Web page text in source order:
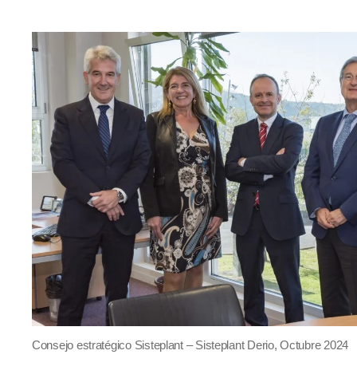
Consejo estratégico Sisteplant – Sisteplant Derio, Octubre 2024